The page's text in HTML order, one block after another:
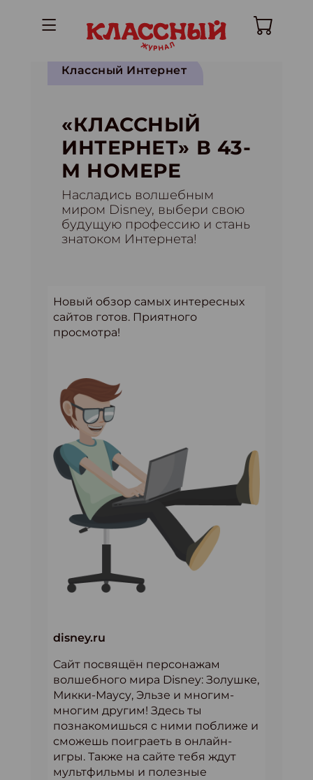
Классный Интернет
«КЛАССНЫЙ
ИНТЕРНЕТ» В 43-
М НОМЕРЕ
Насладись волшебным
миром Disney, выбери свою
будущую профессию и стань
знатоком Интернета!
Новый обзор самых интересных
сайтов готов. Приятного
просмотра!
disney.ru
Сайт посвящён персонажам
волшебного мира Disney: Золушке,
Микки-Маусу, Эльзе и многим-
многим другим! Здесь ты
познакомишься с ними поближе и
сможешь поиграеть в онлайн-
игры. Также на сайте тебя ждут
мультфильмы и полезные